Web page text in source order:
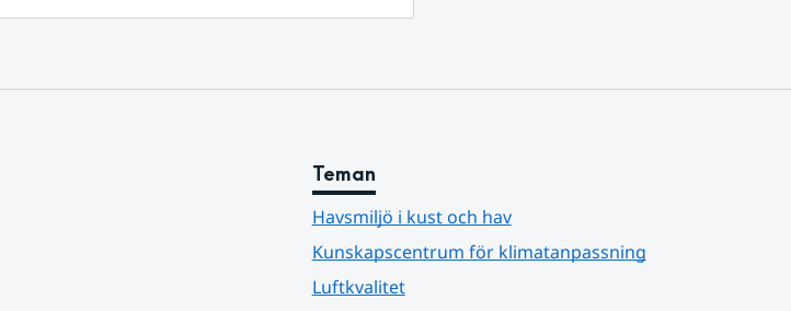
Teman
Havsmiljö i kust och hav
Kunskapscentrum för klimatanpassning
Luftkvalitet